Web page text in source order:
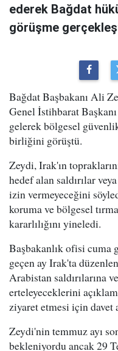
ederek Bağdat
görüşme
Bağdat Başbakanı Ali
Genel İstihbarat
gelerek bölgesel
birliğini görüştü.
Zeydi, Irak'ın
hedef alan saldırılar
izin vermeyeceğini
koruma ve bölgesel
kararlılığını yineledi.
Başbakanlık ofisi cuma
geçen ay Irak'ta
Arabistan saldırılarına
erteleyeceklerini
ziyaret etmesi için davet
Zeydi'nin temmuz ayı
bekleniyordu ancak 29